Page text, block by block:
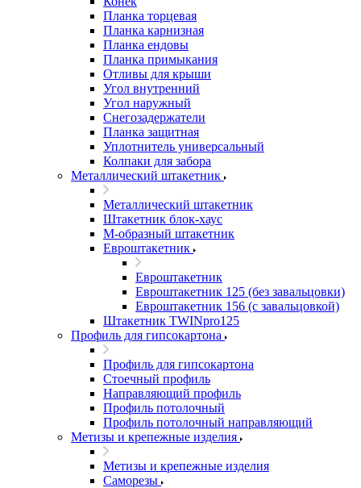
Планка торцевая
Планка карнизная
Планка ендовы
Планка примыкания
Отливы для крыши
Угол внутренний
Угол наружный
Снегозадержатели
Планка защитная
Уплотнитель универсальный
Колпаки для забора
Металлический штакетник
Металлический штакетник
Штакетник блок-хаус
М-образный штакетник
Евроштакетник
Евроштакетник
Евроштакетник 125 (без завальцовки)
Евроштакетник 156 (с завальцовкой)
Штакетник TWINpro125
Профиль для гипсокартона
Профиль для гипсокартона
Стоечный профиль
Направляющий профиль
Профиль потолочный
Профиль потолочный направляющий
Метизы и крепежные изделия
Метизы и крепежные изделия
Саморезы